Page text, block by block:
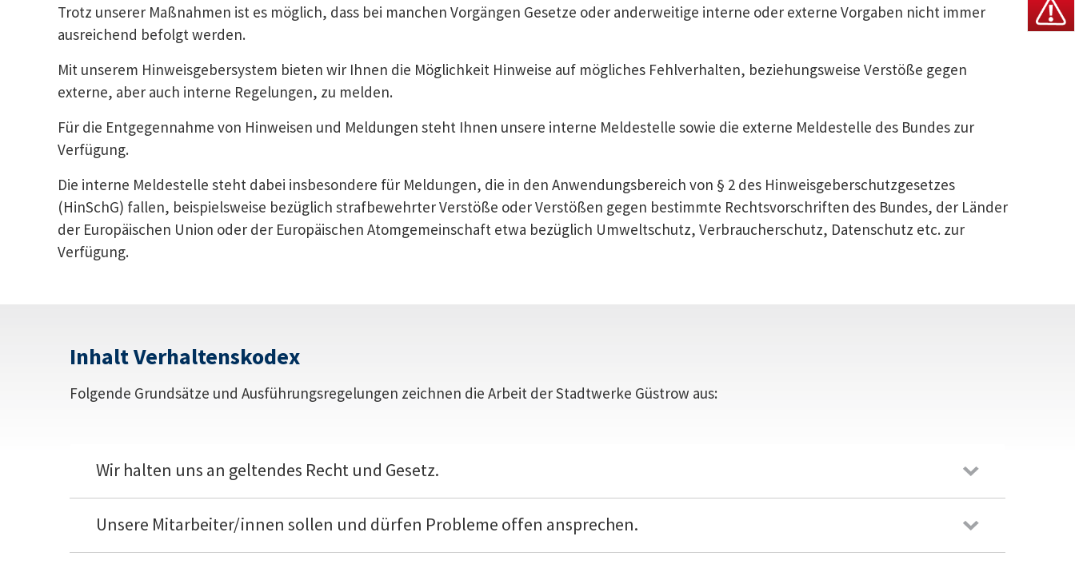
Trotz unserer Maßnahmen ist es möglich, dass bei manchen Vorgängen Gesetze oder anderweitige interne oder externe Vorgaben nicht immer
ausreichend befolgt werden.
Mit unserem Hinweisgebersystem bieten wir Ihnen die Möglichkeit Hinweise auf mögliches Fehlverhalten, beziehungsweise Verstöße gegen
externe, aber auch interne Regelungen, zu melden.
Für die Entgegennahme von Hinweisen und Meldungen steht Ihnen unsere interne Meldestelle sowie die externe Meldestelle des Bundes zur
Verfügung.
Die interne Meldestelle steht dabei insbesondere für Meldungen, die in den Anwendungsbereich von § 2 des Hinweisgeberschutzgesetzes
(HinSchG) fallen, beispielsweise bezüglich strafbewehrter Verstöße oder Verstößen gegen bestimmte Rechtsvorschriften des Bundes, der Länder
der Europäischen Union oder der Europäischen Atomgemeinschaft etwa bezüglich Umweltschutz, Verbraucherschutz, Datenschutz etc. zur
Verfügung.
Inhalt Verhaltenskodex
Folgende Grundsätze und Ausführungsregelungen zeichnen die Arbeit der Stadtwerke Güstrow aus:
Wir halten uns an geltendes Recht und Gesetz.
Unsere Mitarbeiter/innen sollen und dürfen Probleme offen ansprechen.